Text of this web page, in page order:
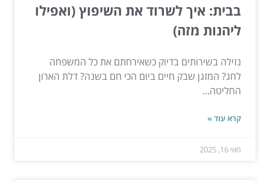
בבית: איך לשרוד את השיפוץ (ואפילו
ליהנות מזה)
נזילה בשירותים בדיוק כשאירחתם את כל המשפחה
לחג? המזגן שבק חיים ביום הכי חם בשנה? דלת הארון
החליטה...
קרא עוד »
מאי 16, 2025